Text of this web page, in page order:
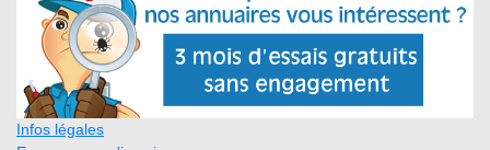
Infos légales